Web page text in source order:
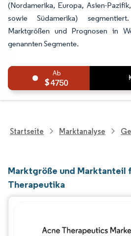
(Nordamerika, Europa, Asien-
sowie Südamerika)
Marktgrößen und Prognosen in
genannten Segmente.
4750
Startseite Marktanalyse
Marktgröße und Marktanteil
Therapeutika